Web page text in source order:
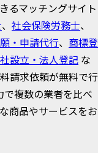
るマッチングサイト
、 社会保険労務士、
・申請代行、 商標登
設立・法人登記 な
請求依頼が無料で行
で複数の業者を比べ
商品やサービスをお